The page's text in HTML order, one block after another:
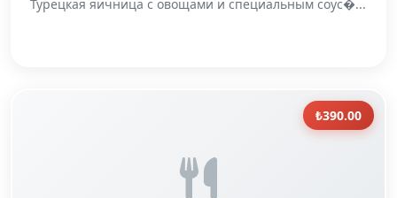
Турецкая яичница с овощами и специальным соус�...
₺390.00